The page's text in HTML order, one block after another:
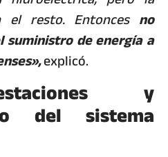
el resto. Entonces no
de energía a
explicó.
y
del sistema